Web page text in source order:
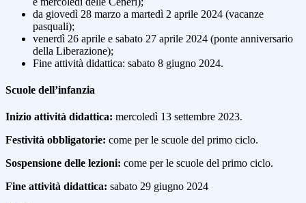
da giovedì 28 marzo a martedì 2 aprile 2024 (vacanze
pasquali);
venerdì 26 aprile e sabato 27 aprile 2024 (ponte anniversario
della Liberazione);
Fine attività didattica: sabato 8 giugno 2024.
Scuole dell’infanzia
Inizio attività didattica: mercoledì 13 settembre 2023.
Festività obbligatorie: come per le scuole del primo ciclo.
Sospensione delle lezioni: come per le scuole del primo ciclo.
Fine attività didattica: sabato 29 giugno 2024